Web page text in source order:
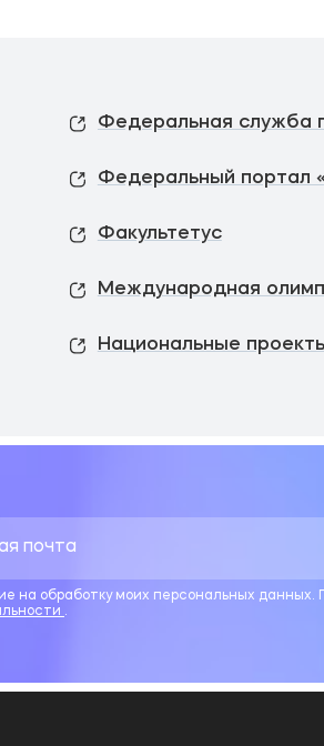
Федеральный портал
Факультетус
Международная
Национальные
на обработку моих персональных данных.
.